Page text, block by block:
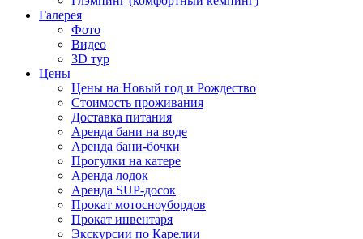
Галерея
Фото
Видео
3D тур
Цены
Цены на Новый год и Рождество
Стоимость проживания
Доставка питания
Аренда бани на воде
Аренда бани-бочки
Прогулки на катере
Аренда лодок
Аренда SUP-досок
Прокат мотосноубордов
Прокат инвентаря
Экскурсии по Карелии